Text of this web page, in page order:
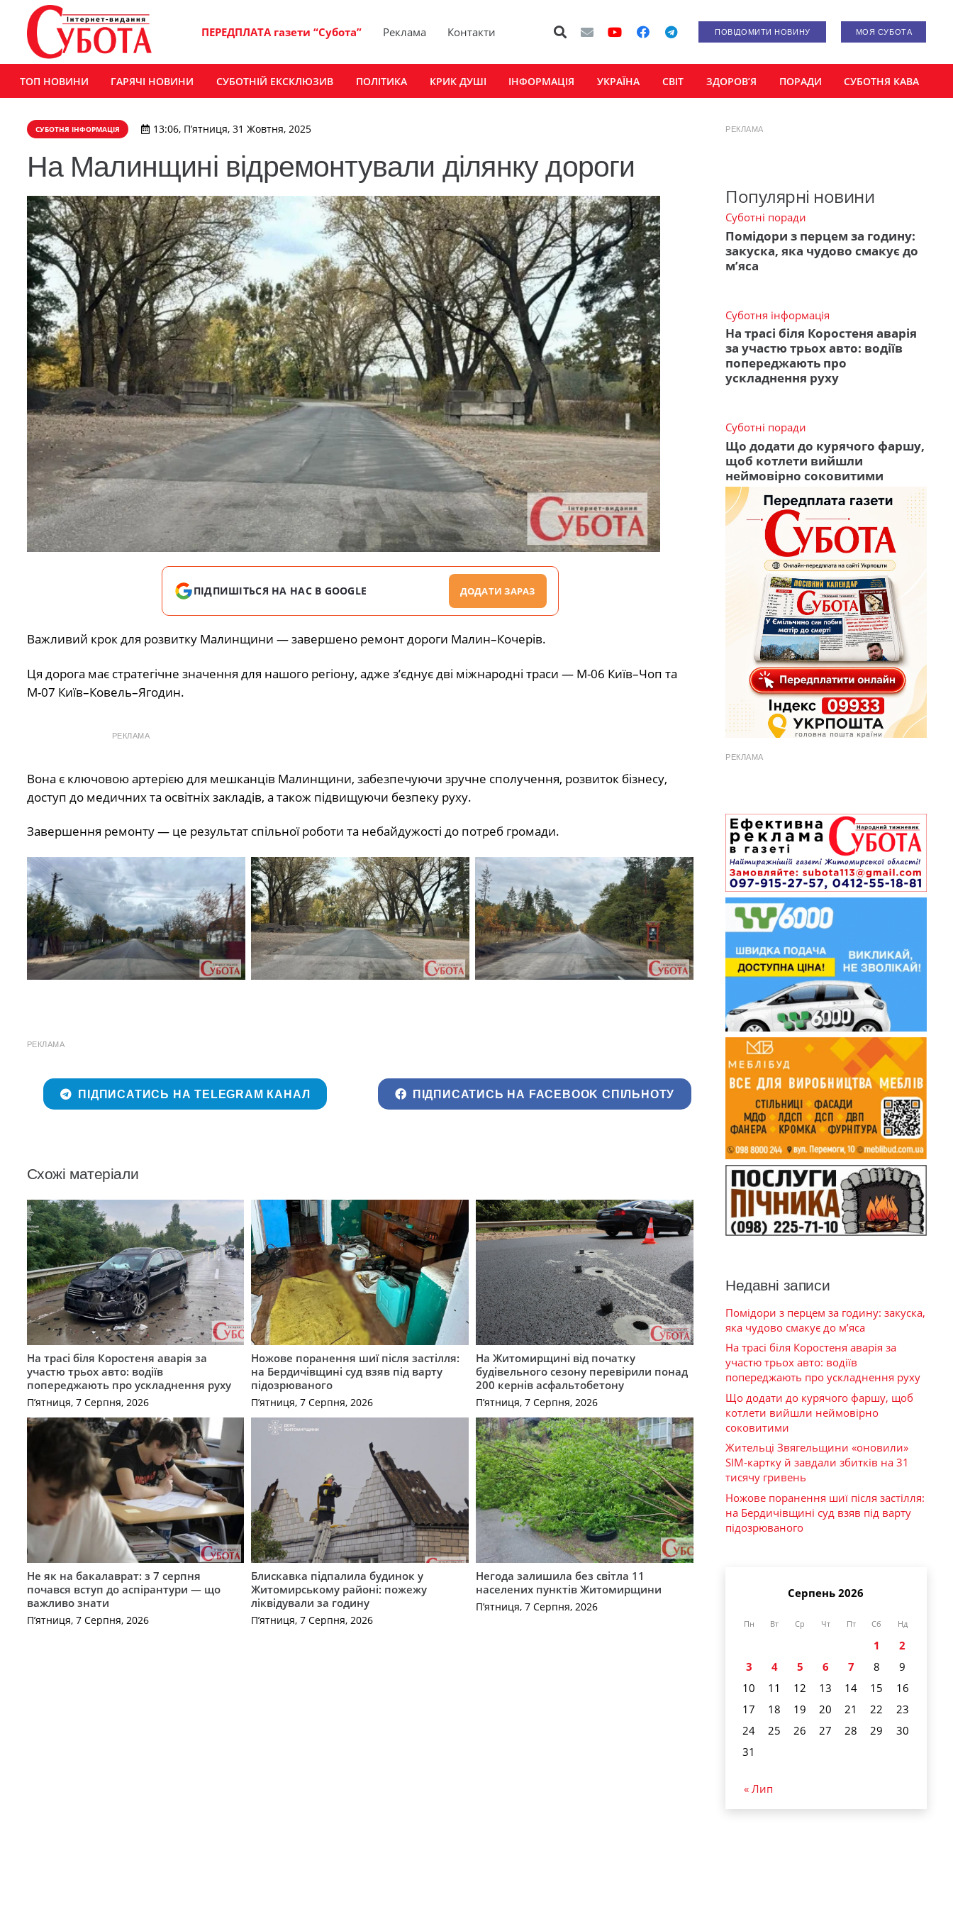
ПЕРЕДПЛАТА газети “Субота” Реклама Контакти ПОВІДОМИТИ НОВИНУ МОЯ СУБОТА
ТОП НОВИНИ ГАРЯЧІ НОВИНИ СУБОТНІЙ ЕКСКЛЮЗИВ ПОЛІТИКА КРИК ДУШІ ІНФОРМАЦІЯ УКРАЇНА СВІТ ЗДОРОВ’Я ПОРАДИ СУБОТНЯ КАВА
СУБОТНЯ ІНФОРМАЦІЯ 13:06, П’ятниця, 31 Жовтня, 2025
На Малинщині відремонтували ділянку дороги
ПІДПИШІТЬСЯ НА НАС В GOOGLE ДОДАТИ ЗАРАЗ
Важливий крок для розвитку Малинщини — завершено ремонт дороги Малин–Кочерів.
Ця дорога має стратегічне значення для нашого регіону, адже з’єднує дві міжнародні траси — М-06 Київ–Чоп та
М-07 Київ–Ковель–Ягодин.
РЕКЛАМА
Вона є ключовою артерією для мешканців Малинщини, забезпечуючи зручне сполучення, розвиток бізнесу,
доступ до медичних та освітніх закладів, а також підвищуючи безпеку руху.
Завершення ремонту — це результат спільної роботи та небайдужості до потреб громади.
РЕКЛАМА
ПІДПИСАТИСЬ НА TELEGRAM КАНАЛ ПІДПИСАТИСЬ НА FACEBOOK СПІЛЬНОТУ
Схожі матеріали
На трасі біля Коростеня аварія за
участю трьох авто: водіїв
попереджають про ускладнення руху
П’ятниця, 7 Серпня, 2026
Ножове поранення шиї після застілля:
на Бердичівщині суд взяв під варту
підозрюваного
П’ятниця, 7 Серпня, 2026
На Житомирщині від початку
будівельного сезону перевірили понад
200 кернів асфальтобетону
П’ятниця, 7 Серпня, 2026
Не як на бакалаврат: з 7 серпня
почався вступ до аспірантури — що
важливо знати
П’ятниця, 7 Серпня, 2026
Блискавка підпалила будинок у
Житомирському районі: пожежу
ліквідували за годину
П’ятниця, 7 Серпня, 2026
Негода залишила без світла 11
населених пунктів Житомирщини
П’ятниця, 7 Серпня, 2026
РЕКЛАМА
Популярні новини
Суботні поради
Помідори з перцем за годину:
закуска, яка чудово смакує до
м’яса
Суботня інформація
На трасі біля Коростеня аварія
за участю трьох авто: водіїв
попереджають про
ускладнення руху
Суботні поради
Що додати до курячого фаршу,
щоб котлети вийшли
неймовірно соковитими
РЕКЛАМА
Недавні записи
Помідори з перцем за годину: закуска,
яка чудово смакує до м’яса
На трасі біля Коростеня аварія за
участю трьох авто: водіїв
попереджають про ускладнення руху
Що додати до курячого фаршу, щоб
котлети вийшли неймовірно
соковитими
Жительці Звягельщини «оновили»
SIM-картку й завдали збитків на 31
тисячу гривень
Ножове поранення шиї після застілля:
на Бердичівщині суд взяв під варту
підозрюваного
Серпень 2026
Пн Вт Ср Чт Пт Сб Нд
1
2
3
4 5 6 7 8
9
10
11 12 13 14 15
16
17
18 19 20 21 22
23
24
25 26 27 28 29
30
31
« Лип